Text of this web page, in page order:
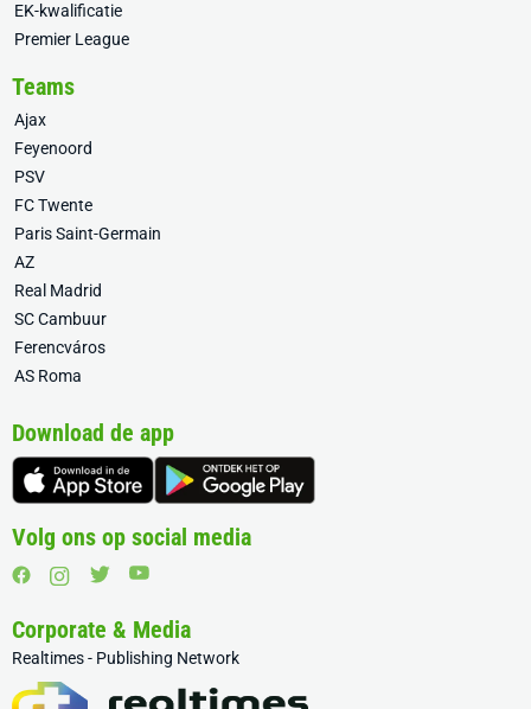
EK-kwalificatie
Premier League
Teams
Ajax
Feyenoord
PSV
FC Twente
Paris Saint-Germain
AZ
Real Madrid
SC Cambuur
Ferencváros
AS Roma
Download de app
Volg ons op social media
Corporate & Media
Realtimes - Publishing Network